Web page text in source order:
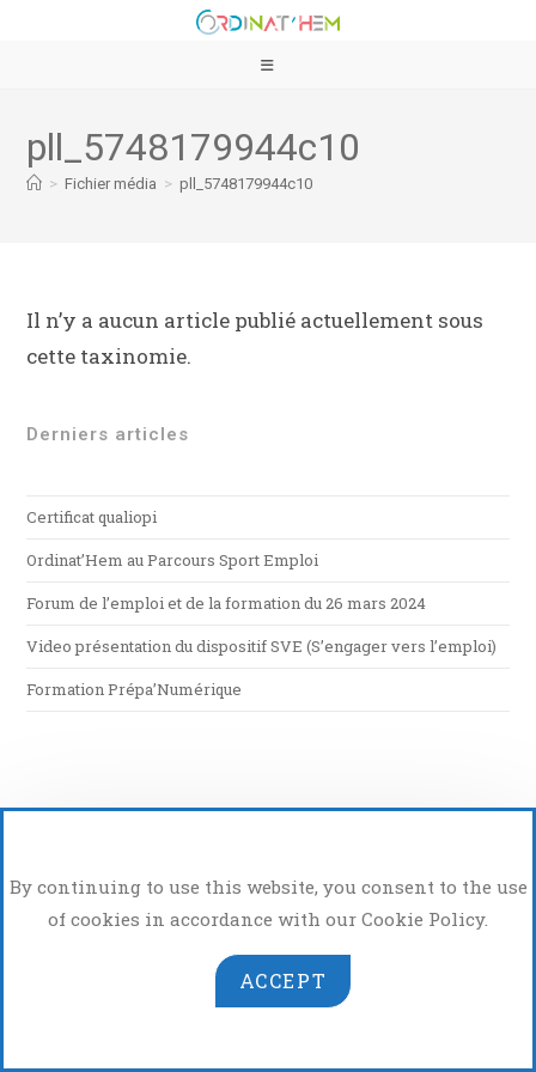
pll_5748179944c10
> Fichier média > pll_5748179944c10
Il n’y a aucun article publié actuellement sous
cette taxinomie.
Derniers articles
Certificat qualiopi
Ordinat’Hem au Parcours Sport Emploi
Forum de l’emploi et de la formation du 26 mars 2024
Video présentation du dispositif SVE (S’engager vers l’emploi)
Formation Prépa’Numérique
Atelier Photo Vidéo
Copyright 2026 - OrdinatHem - App de Hem
By continuing to use this website, you consent to the use
of cookies in accordance with our Cookie Policy.
ACCEPT